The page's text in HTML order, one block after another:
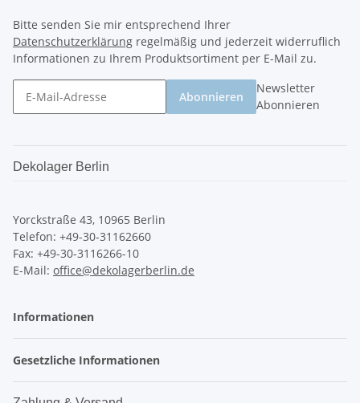
Bitte senden Sie mir entsprechend Ihrer
Datenschutzerklärung regelmäßig und jederzeit widerruflich
Informationen zu Ihrem Produktsortiment per E-Mail zu.
Abonnieren
Newsletter
Abonnieren
Dekolager Berlin
Yorckstraße 43, 10965 Berlin
Telefon: +49-30-31162660
Fax: +49-30-3116266-10
E-Mail: office@dekolagerberlin.de
Informationen
Gesetzliche Informationen